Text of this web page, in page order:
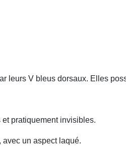
leurs V bleus dorsaux. Elles
pratiquement invisibles.
avec un aspect laqué.